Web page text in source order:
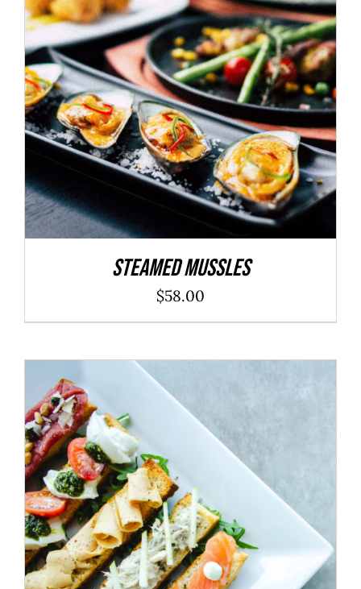
ADD TO CART / DÉTAILS
Steamed Mussles
$58.00
ADD TO CART / DÉTAILS